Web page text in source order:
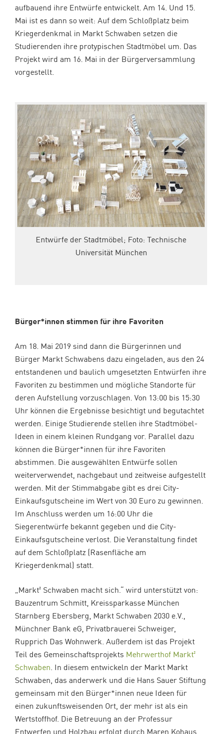
aufbauend ihre Entwürfe entwickelt. Am 14. Und 15.
Mai ist es dann so weit: Auf dem Schloßplatz beim
Kriegerdenkmal in Markt Schwaben setzen die
Studierenden ihre protypischen Stadtmöbel um. Das
Projekt wird am 16. Mai in der Bürgerversammlung
vorgestellt.
Entwürfe der Stadtmöbel; Foto: Technische
Universität München
Bürger*innen stimmen für ihre Favoriten
Am 18. Mai 2019 sind dann die Bürgerinnen und
Bürger Markt Schwabens dazu eingeladen, aus den 24
entstandenen und baulich umgesetzten Entwürfen ihre
Favoriten zu bestimmen und mögliche Standorte für
deren Aufstellung vorzuschlagen. Von 13:00 bis 15:30
Uhr können die Ergebnisse besichtigt und begutachtet
werden. Einige Studierende stellen ihre Stadtmöbel-
Ideen in einem kleinen Rundgang vor. Parallel dazu
können die Bürger*innen für ihre Favoriten
abstimmen. Die ausgewählten Entwürfe sollen
weiterverwendet, nachgebaut und zeitweise aufgestellt
werden. Mit der Stimmabgabe gibt es drei City-
Einkaufsgutscheine im Wert von 30 Euro zu gewinnen.
Im Anschluss werden um 16:00 Uhr die
Siegerentwürfe bekannt gegeben und die City-
Einkaufsgutscheine verlost. Die Veranstaltung findet
auf dem Schloßplatz (Rasenfläche am
Kriegerdenkmal) statt.
„Markt² Schwaben macht sich.“ wird unterstützt von:
Bauzentrum Schmitt, Kreissparkasse München
Starnberg Ebersberg, Markt Schwaben 2030 e.V.,
Münchner Bank eG, Privatbrauerei Schweiger,
Rupprich Das Wohnwerk. Außerdem ist das Projekt
Teil des Gemeinschaftsprojekts Mehrwerthof Markt²
Schwaben. In diesem entwickeln der Markt Markt
Schwaben, das anderwerk und die Hans Sauer Stiftung
gemeinsam mit den Bürger*innen neue Ideen für
einen zukunftsweisenden Ort, der mehr ist als ein
Wertstoffhof. Die Betreuung an der Professur
Entwerfen und Holzbau erfolgt durch Maren Kohaus